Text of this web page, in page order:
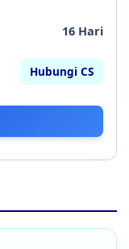
16 Hari
Hubungi CS